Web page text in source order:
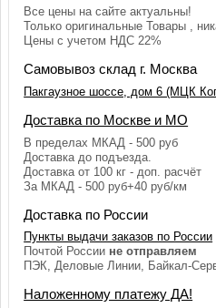
Все цены на сайте актуальны!
Только оригинальные Товары ,
Цены с учетом НДС 22%
Самовывоз склад г. Москва
Пакгаузное шоссе, дом 6 (МЦК
Доставка по Москве и МО
В пределах МКАД - 500 руб
Доставка до подъезда.
Доставка от 100 кг - доп. расчёт
За МКАД - 500 руб+40 руб/км
Доставка по России
Пункты выдачи заказов по России
Почтой России не отправляем
ПЭК, Деловые Линии, Байкал-
Наложенному платежу ДА!